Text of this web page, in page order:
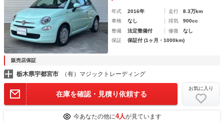
年式 2016年 走行
8.3万km
車検
なし 排気
900cc
整備
法定整備付 修復
なし
保証
保証付 (1ヶ月・1000km)
販売店保証
栃木県宇都宮市 （有）マジックトレーディング
在庫を確認・見積り依頼する
お気に入り
今あなたの他に4人が見ています